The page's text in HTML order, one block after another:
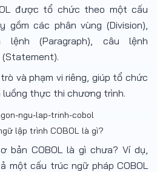
được tổ chức theo một cấu
gồm các phân vùng (Division),
lệnh (Paragraph), câu lệnh
(Statement).
và phạm vi riêng, giúp tổ chức
thực thi chương trình.
lập trình COBOL là gì?
COBOL là gì chưa? Ví dụ,
một cấu trúc ngữ pháp COBOL